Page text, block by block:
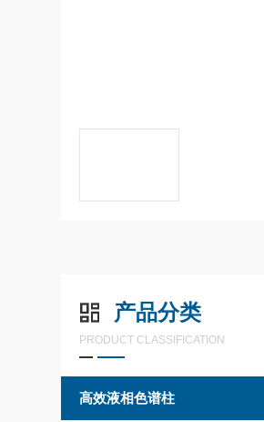
产品分类
PRODUCT CLASSIFICATION
高效液相色谱柱